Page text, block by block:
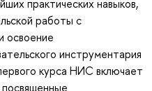
практических навыков,
работы с
освоение
инструментария
курса НИС включает